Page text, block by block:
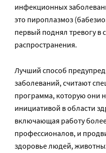
инфекционных
это пироплазмоз
первый поднял тревогу в
распространения.
Лучший способ
заболеваний, считают
программа, которую они
инициативой в области
включающая работу
профессионалов, и
здоровье людей,